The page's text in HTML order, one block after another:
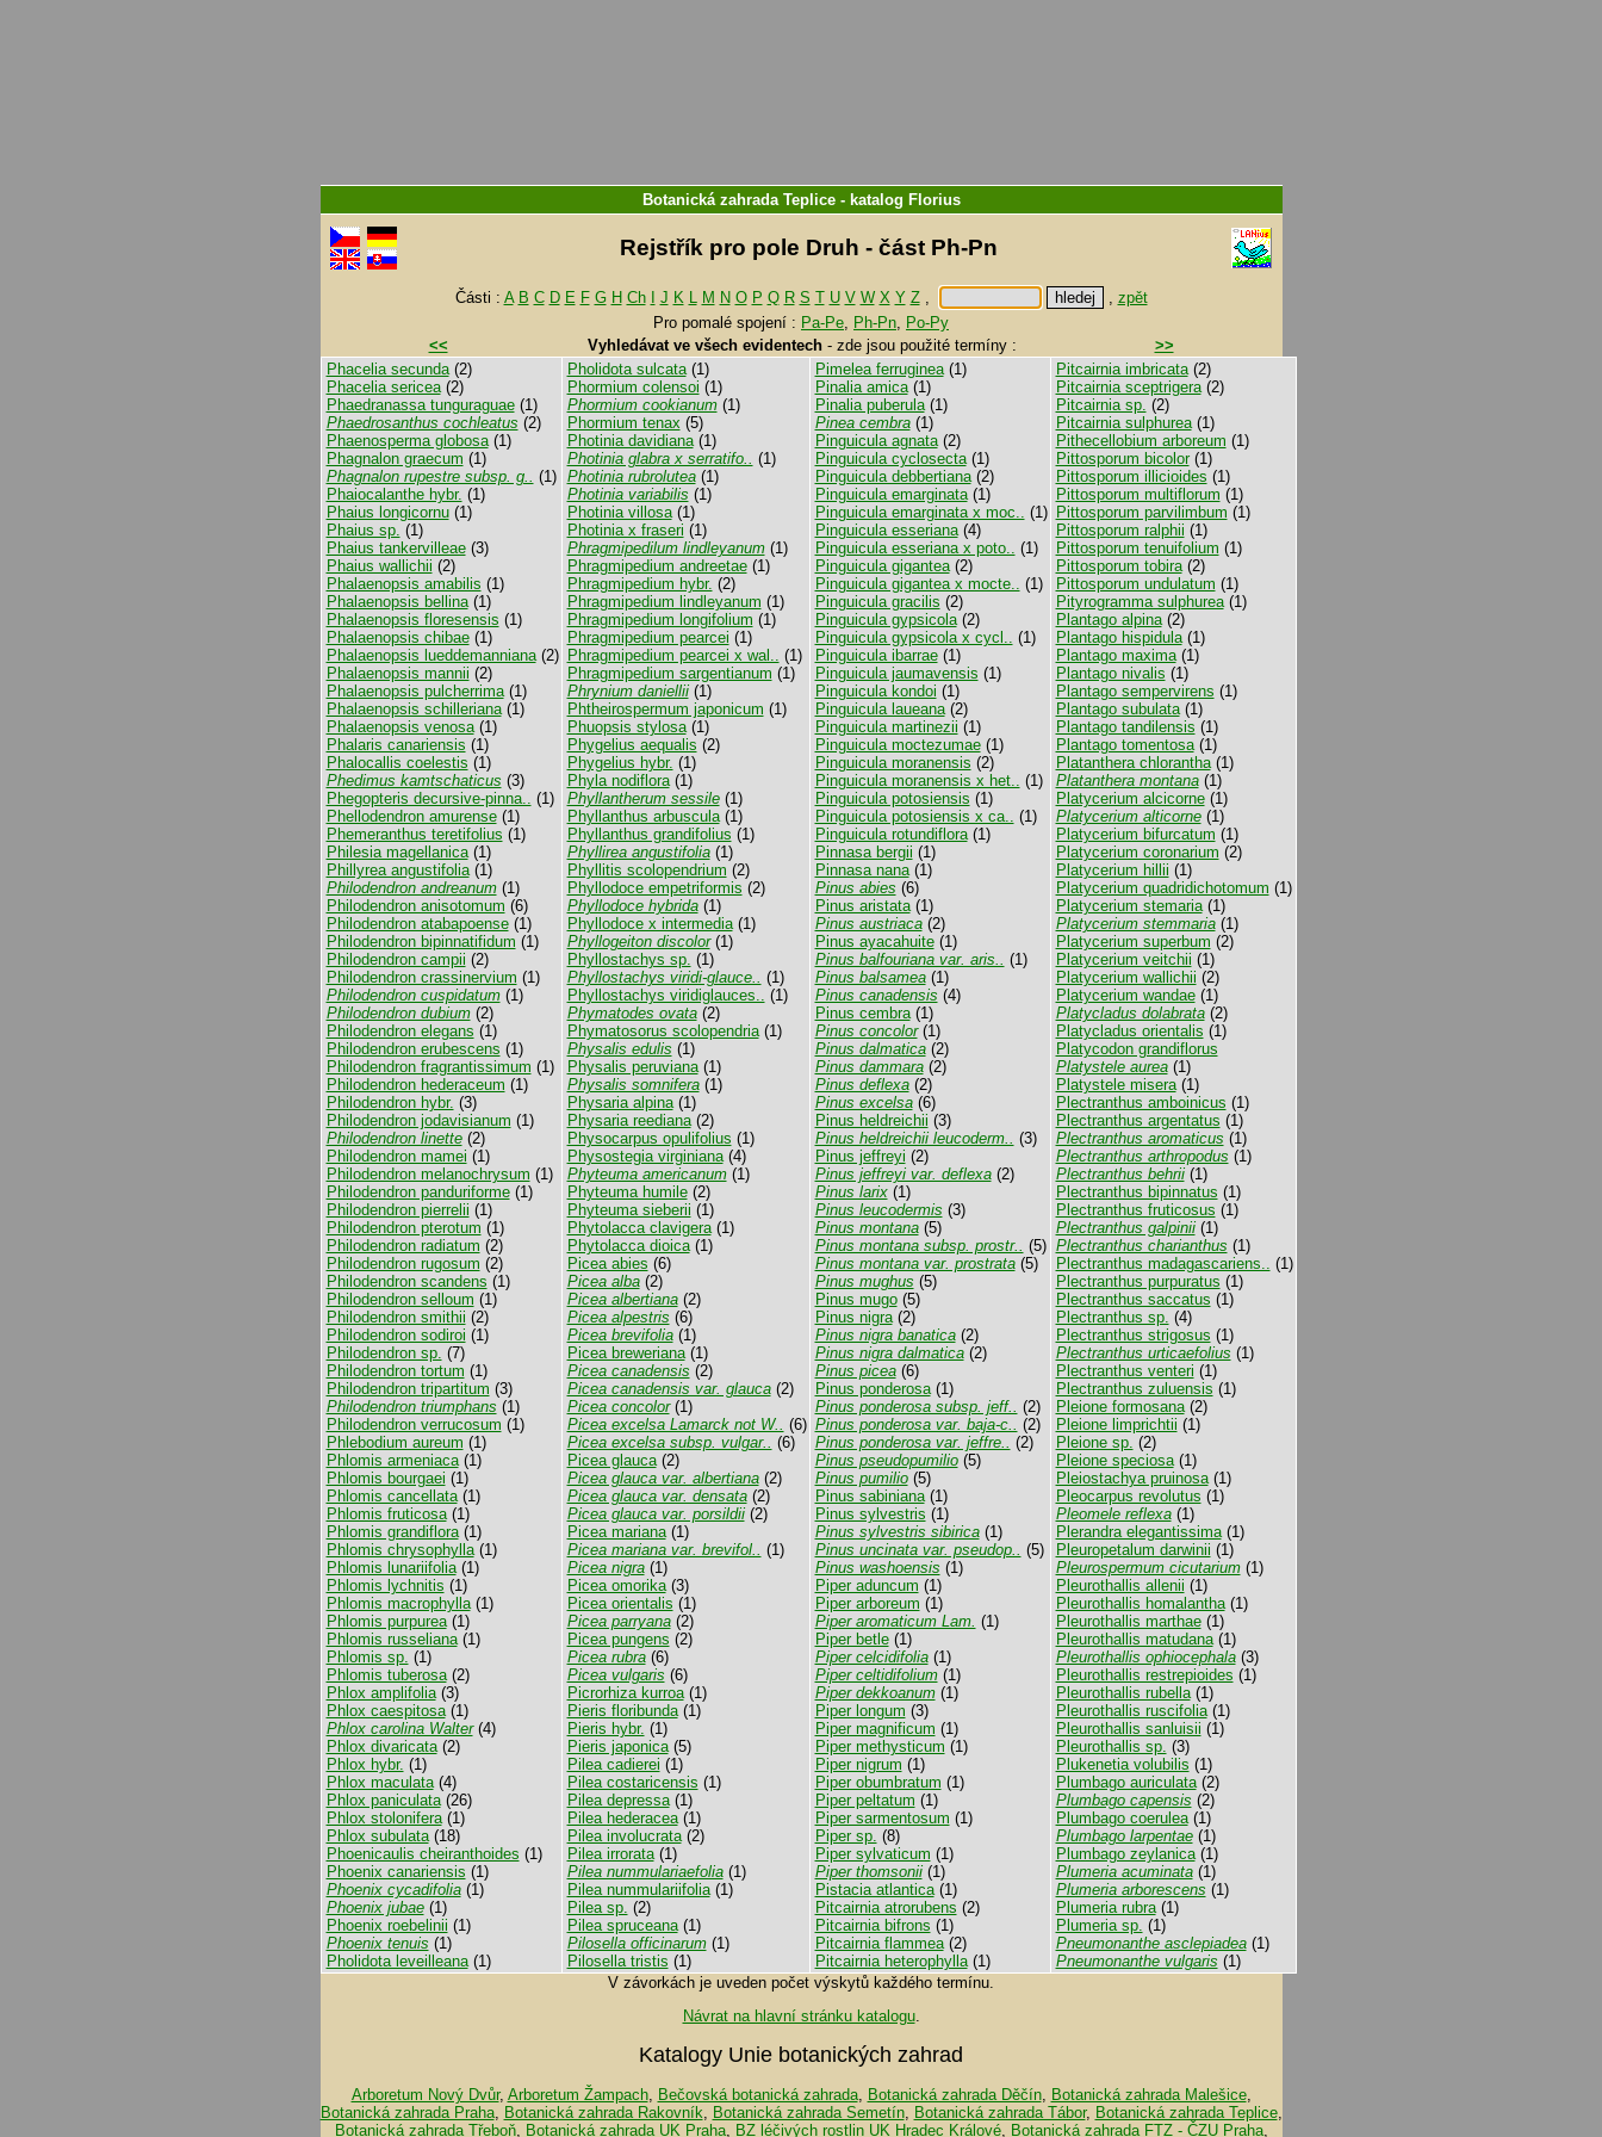
Botanická zahrada Teplice- katalog Florius
Rejstřík pro pole Druh - část Ph-Pn
Části : A B C D E F G H Ch J K L M N O P Q R S T U V W X Y Z, , zpět
Pro pomalé spojení : Pa-Pe, Ph-Pn, Po-Py
<<
Vyhledávat ve všech evidentech- zde jsou použité termíny :
>>
Phacelia secunda(2)
Phacelia sericea(2)
Phaedranassa tunguraguae(1)
Phaedrosanthus cochleatus (2)
Phaenosperma globosa(1)
Phagnalon graecum (1)
Phagnalon rupestre subsp. g.. (1)
Phaiocalanthe hybr. (1)
Phaius longicornu(1)
Phaius sp. (1)
Phaius tankervilleae(3)
Phaius wallichii (2)
Phalaenopsis amabilis (1)
Phalaenopsis bellina(1)
Phalaenopsis floresensis (1)
Phalaenopsis chibae(1)
Phalaenopsis lueddemanniana(2)
Phalaenopsis mannii (2)
Phalaenopsis pulcherrima(1)
Phalaenopsis schilleriana(1)
Phalaenopsis venosa(1)
Phalaris canariensis (1)
Phalocallis coelestis (1)
Phedimus kamtschaticus (3)
Phegopteris decursive-pinna.. (1)
Phellodendron amurense(1)
Phemeranthus teretifolius (1)
Philesia magellanica(1)
Phillyrea angustifolia(1)
Philodendron andreanum(1)
Philodendron anisotomum (6)
Philodendron atabapoense(1)
Philodendron bipinnatifidum (1)
Philodendron campii (2)
Philodendron crassinervium (1)
Philodendron cuspidatum(1)
Philodendron dubium(2)
Philodendron elegans (1)
Philodendron erubescens (1)
Philodendron fragrantissimum (1)
Philodendron hederaceum (1)
Philodendron hybr. (3)
Philodendron jodavisianum (1)
Philodendron linette(2)
Philodendron mamei (1)
Philodendron melanochrysum (1)
Philodendron panduriforme(1)
Philodendron pierrelii (1)
Philodendron pterotum (1)
Philodendron radiatum (2)
Philodendron rugosum (2)
Philodendron scandens (1)
Philodendron selloum (1)
Philodendron smithii (2)
Philodendron sodiroi (1)
Philodendron sp. (7)
Philodendron tortum (1)
Philodendron tripartitum (3)
Philodendron triumphans (1)
Philodendron verrucosum (1)
Phlebodium aureum (1)
Phlomis armeniaca(1)
Phlomis bourgaei (1)
Phlomis cancellata(1)
Phlomis fruticosa(1)
Phlomis grandiflora(1)
Phlomis chrysophylla(1)
Phlomis lunariifolia(1)
Phlomis lychnitis (1)
Phlomis macrophylla(1)
Phlomis purpurea(1)
Phlomis russeliana(1)
Phlomis sp. (1)
Phlomis tuberosa(2)
Phlox amplifolia(3)
Phlox caespitosa(1)
Phlox carolina Walter(4)
Phlox divaricata(2)
Phlox hybr. (1)
Phlox maculata(4)
Phlox paniculata(26)
Phlox stolonifera(1)
Phlox subulata(18)
Phoenicaulis cheiranthoides (1)
Phoenix canariensis (1)
Phoenix cycadifolia(1)
Phoenix jubae(1)
Phoenix roebelinii (1)
Phoenix tenuis (1)
Pholidota leveilleana(1)
Pholidota sulcata(1)
Phormium colensoi (1)
Phormium cookianum(1)
Phormium tenax (5)
Photinia davidiana(1)
Photinia glabra x serratifo.. (1)
Photinia rubrolutea(1)
Photinia variabilis (1)
Photinia villosa(1)
Photinia x fraseri (1)
Phragmipedilum lindleyanum(1)
Phragmipedium andreetae(1)
Phragmipedium hybr. (2)
Phragmipedium lindleyanum (1)
Phragmipedium longifolium (1)
Phragmipedium pearcei (1)
Phragmipedium pearcei x wal.. (1)
Phragmipedium sargentianum (1)
Phrynium daniellii(1)
Phtheirospermum japonicum (1)
Phuopsis stylosa(1)
Phygelius aequalis (2)
Phygelius hybr. (1)
Phyla nodiflora(1)
Phyllantherum sessile(1)
Phyllanthus arbuscula(1)
Phyllanthus grandifolius (1)
Phyllirea angustifolia(1)
Phyllitis scolopendrium (2)
Phyllodoce empetriformis (2)
Phyllodoce hybrida(1)
Phyllodoce x intermedia(1)
Phyllogeiton discolor(1)
Phyllostachys sp. (1)
Phyllostachys viridi-glauce.. (1)
Phyllostachys viridiglauces.. (1)
Phymatodes ovata(2)
Phymatosorus scolopendria(1)
Physalis edulis (1)
Physalis peruviana(1)
Physalis somnifera(1)
Physaria alpina(1)
Physaria reediana(2)
Physocarpus opulifolius (1)
Physostegia virginiana(4)
Phyteuma americanum(1)
Phyteuma humile(2)
Phyteuma sieberii (1)
Phytolacca clavigera(1)
Phytolacca dioica(1)
Picea abies (6)
Picea alba(2)
Picea albertiana(2)
Picea alpestris (6)
Picea brevifolia(1)
Picea breweriana(1)
Picea canadensis (2)
Picea canadensis var. glauca(2)
Picea concolor(1)
Picea excelsa Lamarck not W.. (6)
Picea excelsa subsp. vulgar.. (6)
Picea glauca(2)
Picea glauca var. albertiana(2)
Picea glauca var. densata(2)
Picea glauca var. porsildii(2)
Picea mariana(1)
Picea mariana var. brevifol.. (1)
Picea nigra(1)
Picea omorika(3)
Picea orientalis (1)
Picea parryana(2)
Picea pungens (2)
Picea rubra(6)
Picea vulgaris (6)
Picrorhiza kurroa(1)
Pieris floribunda(1)
Pieris hybr. (1)
Pieris japonica(5)
Pilea cadierei (1)
Pilea costaricensis (1)
Pilea depressa(1)
Pilea hederacea(1)
Pilea involucrata(2)
Pilea irrorata(1)
Pilea nummulariaefolia(1)
Pilea nummulariifolia(1)
Pilea sp. (2)
Pilea spruceana(1)
Pilosella officinarum(1)
Pilosella tristis (1)
Pimelea ferruginea(1)
Pinalia amica(1)
Pinalia puberula(1)
Pinea cembra(1)
Pinguicula agnata(2)
Pinguicula cyclosecta(1)
Pinguicula debbertiana(2)
Pinguicula emarginata(1)
Pinguicula emarginata x moc.. (1)
Pinguicula esseriana(4)
Pinguicula esseriana x poto.. (1)
Pinguicula gigantea(2)
Pinguicula gigantea x mocte.. (1)
Pinguicula gracilis (2)
Pinguicula gypsicola(2)
Pinguicula gypsicola x cycl.. (1)
Pinguicula ibarrae(1)
Pinguicula jaumavensis (1)
Pinguicula kondoi (1)
Pinguicula laueana(2)
Pinguicula martinezii (1)
Pinguicula moctezumae(1)
Pinguicula moranensis (2)
Pinguicula moranensis x het.. (1)
Pinguicula potosiensis (1)
Pinguicula potosiensis x ca.. (1)
Pinguicula rotundiflora(1)
Pinnasa bergii (1)
Pinnasa nana(1)
Pinus abies (6)
Pinus aristata(1)
Pinus austriaca(2)
Pinus ayacahuite(1)
Pinus balfouriana var. aris.. (1)
Pinus balsamea(1)
Pinus canadensis (4)
Pinus cembra(1)
Pinus concolor(1)
Pinus dalmatica(2)
Pinus dammara(2)
Pinus deflexa(2)
Pinus excelsa(6)
Pinus heldreichii (3)
Pinus heldreichii leucoderm.. (3)
Pinus jeffreyi (2)
Pinus jeffreyi var. deflexa(2)
Pinus larix(1)
Pinus leucodermis (3)
Pinus montana(5)
Pinus montana subsp. prostr.. (5)
Pinus montana var. prostrata(5)
Pinus mughus (5)
Pinus mugo(5)
Pinus nigra(2)
Pinus nigra banatica(2)
Pinus nigra dalmatica(2)
Pinus picea(6)
Pinus ponderosa(1)
Pinus ponderosa subsp. jeff.. (2)
Pinus ponderosa var. baja-c.. (2)
Pinus ponderosa var. jeffre.. (2)
Pinus pseudopumilio(5)
Pinus pumilio(5)
Pinus sabiniana(1)
Pinus sylvestris (1)
Pinus sylvestris sibirica(1)
Pinus uncinata var. pseudop.. (5)
Pinus washoensis (1)
Piper aduncum (1)
Piper arboreum (1)
Piper aromaticum Lam. (1)
Piper betle(1)
Piper celcidifolia(1)
Piper celtidifolium(1)
Piper dekkoanum(1)
Piper longum (3)
Piper magnificum (1)
Piper methysticum (1)
Piper nigrum (1)
Piper obumbratum (1)
Piper peltatum (1)
Piper sarmentosum (1)
Piper sp. (8)
Piper sylvaticum (1)
Piper thomsonii(1)
Pistacia atlantica(1)
Pitcairnia atrorubens (2)
Pitcairnia bifrons (1)
Pitcairnia flammea(2)
Pitcairnia heterophylla(1)
Pitcairnia imbricata(2)
Pitcairnia sceptrigera(2)
Pitcairnia sp. (2)
Pitcairnia sulphurea(1)
Pithecellobium arboreum (1)
Pittosporum bicolor(1)
Pittosporum illicioides (1)
Pittosporum multiflorum (1)
Pittosporum parvilimbum (1)
Pittosporum ralphii (1)
Pittosporum tenuifolium (1)
Pittosporum tobira(2)
Pittosporum undulatum (1)
Pityrogramma sulphurea(1)
Plantago alpina(2)
Plantago hispidula(1)
Plantago maxima(1)
Plantago nivalis (1)
Plantago sempervirens (1)
Plantago subulata(1)
Plantago tandilensis (1)
Plantago tomentosa(1)
Platanthera chlorantha(1)
Platanthera montana(1)
Platycerium alcicorne(1)
Platycerium alticorne(1)
Platycerium bifurcatum (1)
Platycerium coronarium (2)
Platycerium hillii (1)
Platycerium quadridichotomum (1)
Platycerium stemaria(1)
Platycerium stemmaria(1)
Platycerium superbum (2)
Platycerium veitchii (1)
Platycerium wallichii (2)
Platycerium wandae(1)
Platycladus dolabrata(2)
Platycladus orientalis (1)
Platycodon grandiflorus
Platystele aurea(1)
Platystele misera(1)
Plectranthus amboinicus (1)
Plectranthus argentatus (1)
Plectranthus aromaticus (1)
Plectranthus arthropodus (1)
Plectranthus behrii(1)
Plectranthus bipinnatus (1)
Plectranthus fruticosus (1)
Plectranthus galpinii(1)
Plectranthus charianthus (1)
Plectranthus madagascariens.. (1)
Plectranthus purpuratus (1)
Plectranthus saccatus (1)
Plectranthus sp. (4)
Plectranthus strigosus (1)
Plectranthus urticaefolius (1)
Plectranthus venteri (1)
Plectranthus zuluensis (1)
Pleione formosana(2)
Pleione limprichtii (1)
Pleione sp. (2)
Pleione speciosa(1)
Pleiostachya pruinosa(1)
Pleocarpus revolutus (1)
Pleomele reflexa(1)
Plerandra elegantissima(1)
Pleuropetalum darwinii (1)
Pleurospermum cicutarium(1)
Pleurothallis allenii (1)
Pleurothallis homalantha(1)
Pleurothallis marthae(1)
Pleurothallis matudana(1)
Pleurothallis ophiocephala(3)
Pleurothallis restrepioides (1)
Pleurothallis rubella(1)
Pleurothallis ruscifolia(1)
Pleurothallis sanluisii (1)
Pleurothallis sp. (3)
Plukenetia volubilis (1)
Plumbago auriculata(2)
Plumbago capensis (2)
Plumbago coerulea(1)
Plumbago larpentae(1)
Plumbago zeylanica(1)
Plumeria acuminata(1)
Plumeria arborescens (1)
Plumeria rubra(1)
Plumeria sp. (1)
Pneumonanthe asclepiadea(1)
Pneumonanthe vulgaris (1)
V závorkách je uveden počet výskytů každého termínu.
Návrat na hlavní stránku katalogu.
Katalogy Unie botanických zahrad
Arboretum Nový Dvůr, Arboretum Žampach, Bečovská botanická zahrada, Botanická zahrada Děčín, Botanická zahrada Malešice,
Botanická zahrada Praha, Botanická zahrada Rakovník Botanická zahrada Semetín, Botanická zahrada Tábor, Botanická zahrada Teplice,
Botanická zahrada Třeboň, Botanická zahrada UK Praha, BZ léčivých rostlin UK Hradec Králové, Botanická zahrada FTZ - ČZU Praha,